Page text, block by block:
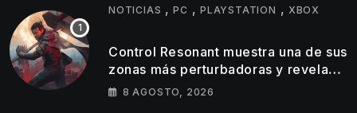
NOTICIAS ,PC ,PLAYSTATION , XBOX
Control Resonant muestra una de sus
zonas más perturbadoras y revela
nuevos detalles de su gameplay
8 AGOSTO, 2026